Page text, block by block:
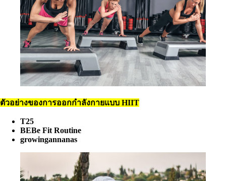
ตัวอย่างของการออกกำลังกายแบบ HIIT
T25
BEBe Fit Routine
growingannanas